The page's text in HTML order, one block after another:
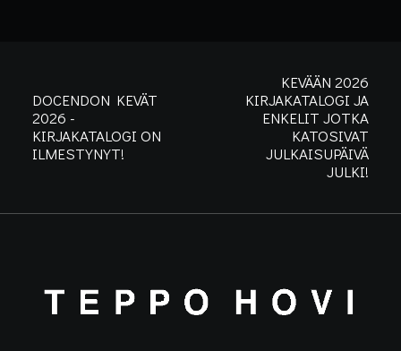
DOCENDON KEVÄT
2026 -
KIRJAKATALOGI ON
ILMESTYNYT!
KEVÄÄN 2026
KIRJAKATALOGI JA
ENKELIT JOTKA
KATOSIVAT
JULKAISUPÄIVÄ
JULKI!